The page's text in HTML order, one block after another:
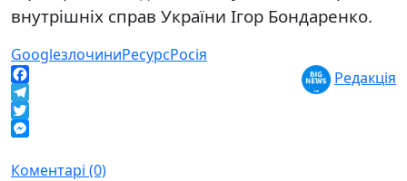
внутрішніх справ України Ігор Бондаренко.
GoogleзлочиниРесурсРосія
Facebook
Telegram
Twitter
Редакція
Коментарі (0)